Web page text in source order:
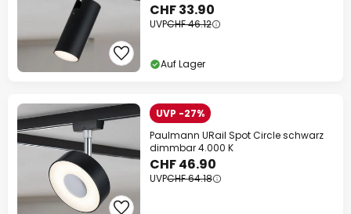
CHF 33.90
UVPCHF 46.12
Auf Lager
UVP -27%
Paulmann URail Spot Circle schwarz
dimmbar 4.000 K
CHF 46.90
UVPCHF 64.18